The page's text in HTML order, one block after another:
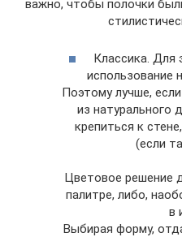
важно, чтобы полочки
Классика. Для
использование
Поэтому лучше,
из натурального
крепиться к
(если
Цветовое решение
палитре, либо,
в
Выбирая форму,